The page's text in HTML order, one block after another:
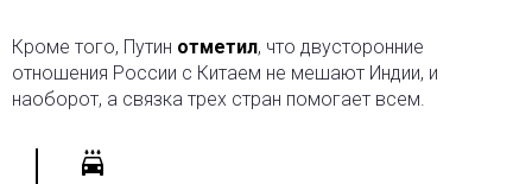
Кроме того, Путин отметил, что двусторонние
отношения России с Китаем не мешают Индии, и
наоборот, а связка трех стран помогает всем.